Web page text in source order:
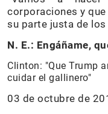
corporaciones y
su parte justa de
N. E.: Engáñame,
Clinton: "Que Trump
cuidar el gallinero"
03 de octubre de